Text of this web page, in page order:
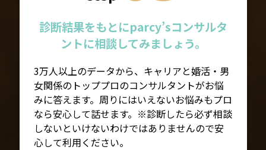
診断結果をもとにparcy’sコンサルタ
ントに相談してみましょう。
3万人以上のデータから、キャリアと婚活・男
女関係のトッププロのコンサルタントがお悩
みに答えます。周りにはいえないお悩みもプロ
なら安心して話せます。※診断したら必ず相談
しないといけないわけではありませんので安
心して利用ください。